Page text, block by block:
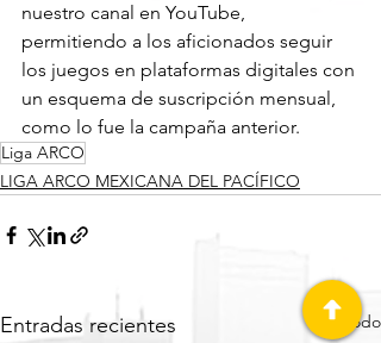
nuestro canal en YouTube,
permitiendo a los aficionados seguir
los juegos en plataformas digitales con
un esquema de suscripción mensual,
como lo fue la campaña anterior.
Liga ARCO
LIGA ARCO MEXICANA DEL PACÍFICO
Entradas recientes Ver todo